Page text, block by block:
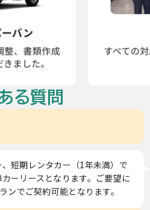
る質問
短期レンタカー（1年未満）で
ーリースとなります。ご要望に
ンでご契約可能となります。